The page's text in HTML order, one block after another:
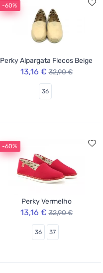
-60%
Perky Alpargata Flecos Beige
13,16 € 32,90 €
36
-60%
Perky Vermelho
13,16 € 32,90 €
36 37